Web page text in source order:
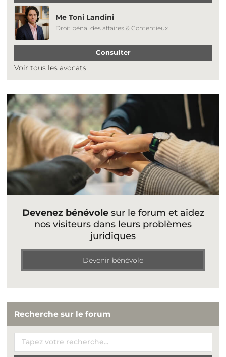
Me Toni Landini
Droit pénal des affaires & Contentieux
Consulter
Voir tous les avocats
Devenez bénévolesur le forum et aidez
nos visiteurs dans leurs problèmes
juridiques
Devenir bénévole
Recherche sur le forum